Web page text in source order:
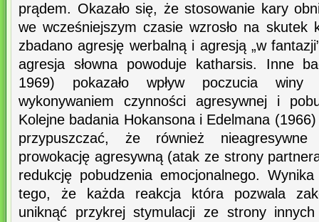
prądem. Okazało się, że stosowanie kary
we wcześniejszym czasie wzrosło na skutek
zbadano agresję werbalną i agresją „w
agresja słowna powoduje katharsis. Inne
1969) pokazało wpływ poczucia
wykonywaniem czynności agresywnej i
Kolejne badania Hokansona i Edelmana
przypuszczać, że również
prowokację agresywną (atak ze strony
redukcję pobudzenia emocjonalnego.
tego, że każda reakcja która pozwala
uniknąć przykrej stymulacji ze strony innych